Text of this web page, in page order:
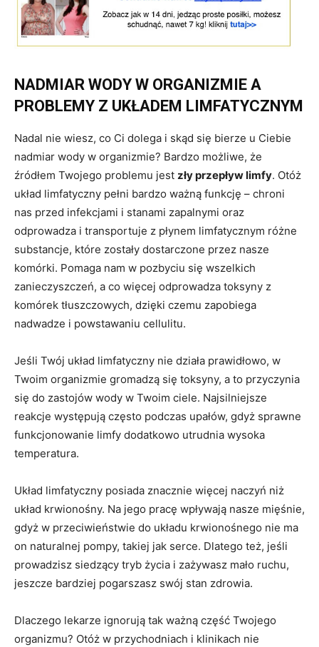
NADMIAR WODY W ORGANIZMIE A
PROBLEMY Z UKŁADEM LIMFATYCZNYM
Nadal nie wiesz, co Ci dolega i skąd się bierze u Ciebie
nadmiar wody w organizmie? Bardzo możliwe, że
źródłem Twojego problemu jest zły przepływ limfy. Otóż
układ limfatyczny pełni bardzo ważną funkcję – chroni
nas przed infekcjami i stanami zapalnymi oraz
odprowadza i transportuje z płynem limfatycznym różne
substancje, które zostały dostarczone przez nasze
komórki. Pomaga nam w pozbyciu się wszelkich
zanieczyszczeń, a co więcej odprowadza toksyny z
komórek tłuszczowych, dzięki czemu zapobiega
nadwadze i powstawaniu cellulitu.
Jeśli Twój układ limfatyczny nie działa prawidłowo, w
Twoim organizmie gromadzą się toksyny, a to przyczynia
się do zastojów wody w Twoim ciele. Najsilniejsze
reakcje występują często podczas upałów, gdyż sprawne
funkcjonowanie limfy dodatkowo utrudnia wysoka
temperatura.
Układ limfatyczny posiada znacznie więcej naczyń niż
układ krwionośny. Na jego pracę wpływają nasze mięśnie,
gdyż w przeciwieństwie do układu krwionośnego nie ma
on naturalnej pompy, takiej jak serce. Dlatego też, jeśli
prowadzisz siedzący tryb życia i zażywasz mało ruchu,
jeszcze bardziej pogarszasz swój stan zdrowia.
Dlaczego lekarze ignorują tak ważną część Twojego
organizmu? Otóż w przychodniach i klinikach nie